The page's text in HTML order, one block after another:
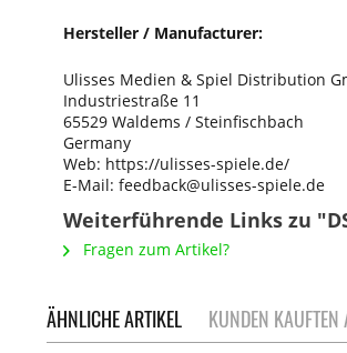
Hersteller / Manufacturer:
Ulisses Medien & Spiel Distribution
Industriestraße 11
65529 Waldems / Steinfischbach
Germany
Web: https://ulisses-spiele.de/
E-Mail: feedback@ulisses-spiele.de
Weiterführende Links zu
Fragen zum Artikel?
ÄHNLICHE ARTIKEL KUNDEN KAUFTEN